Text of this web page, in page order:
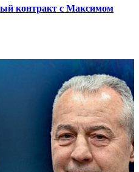
контракт с Максимом